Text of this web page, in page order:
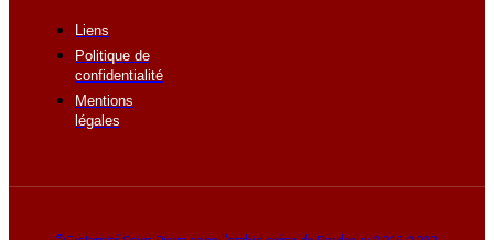
Liens
Politique de
confidentialité
Mentions
légales